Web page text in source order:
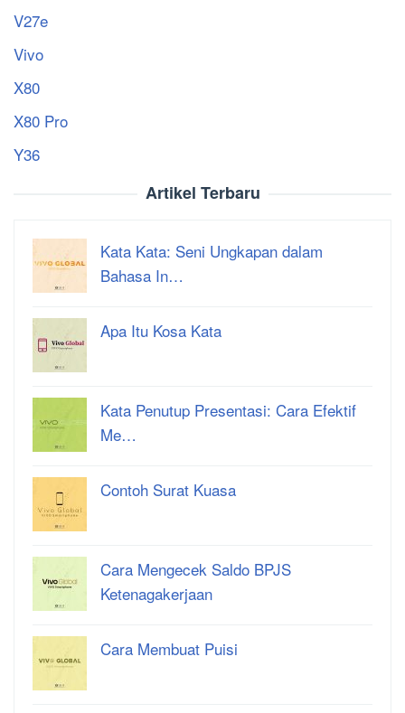
V27e
Vivo
X80
X80 Pro
Y36
Artikel Terbaru
Kata Kata: Seni Ungkapan dalam
Bahasa In…
Apa Itu Kosa Kata
Kata Penutup Presentasi: Cara Efektif
Me…
Contoh Surat Kuasa
Cara Mengecek Saldo BPJS
Ketenagakerjaan
Cara Membuat Puisi